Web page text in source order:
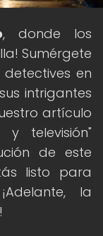
, donde los
Sumérgete
en
intrigantes
artículo
y televisión"
de este
listo para
la